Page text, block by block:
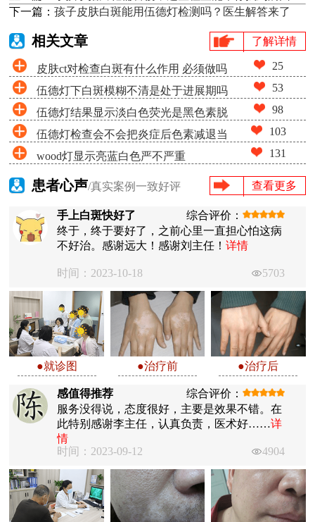
下一篇：孩子皮肤白斑能用伍德灯检测吗？医生解答来了
相关文章 了解详情
皮肤ct对检查白斑有什么作用 必须做吗 25
伍德灯下白斑模糊不清是处于进展期吗 53
伍德灯结果显示淡白色荧光是黑色素脱
失很少吗
98
伍德灯检查会不会把炎症后色素减退当
成白癜风
103
wood灯显示亮蓝白色严不严重 131
患者心声/真实案例一致好评 查看更多
手上白斑快好了
综合评价：
终于，终于要好了，之前心里一直担心怕这病
不好治。感谢远大！感谢刘主任！详情
时间：2023-10-18 5703
●就诊图 ●治疗前 ●治疗后
感值得推荐
综合评价：
服务没得说，态度很好，主要是效果不错。在
此特别感谢李主任，认真负责，医术好……详
情
时间：2023-09-12
4904